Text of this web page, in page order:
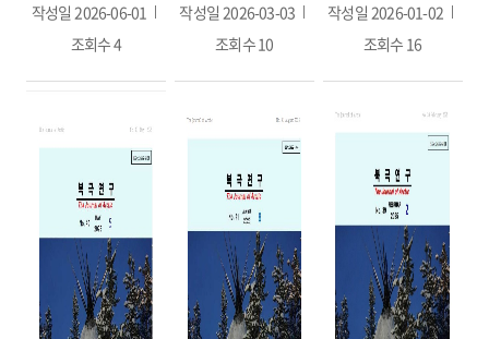
작성일 2026-06-01
조회수4
작성일 2026-03-03
조회수10
작성일 2026-01-02
조회수 16